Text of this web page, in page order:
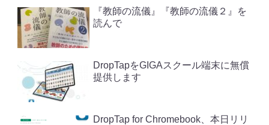
『教師の流儀』『教師の流儀２』を
読んで
DropTapをGIGAスクール端末に無償
提供します
DropTap for Chromebook、本日リリ